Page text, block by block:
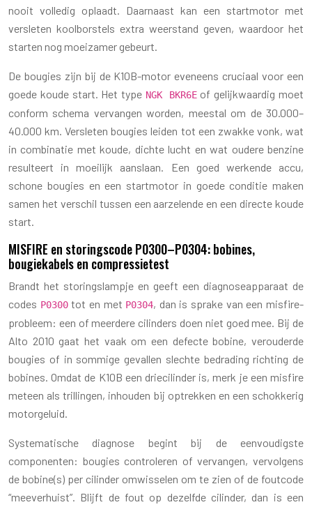
nooit volledig oplaadt. Daarnaast kan een startmotor met
versleten koolborstels extra weerstand geven, waardoor het
starten nog moeizamer gebeurt.
De bougies zijn bij de K10B-motor eveneens cruciaal voor een
goede koude start. Het type NGK BKR6Eof gelijkwaardig moet
conform schema vervangen worden, meestal om de 30.000–
40.000 km. Versleten bougies leiden tot een zwakke vonk, wat
in combinatie met koude, dichte lucht en wat oudere benzine
resulteert in moeilijk aanslaan. Een goed werkende accu,
schone bougies en een startmotor in goede conditie maken
samen het verschil tussen een aarzelende en een directe koude
start.
MISFIRE en storingscode P0300–P0304: bobines,
bougiekabels en compressietest
Brandt het storingslampje en geeft een diagnoseapparaat de
codes P0300tot en met P0304, dan is sprake van een misfire-
probleem: een of meerdere cilinders doen niet goed mee. Bij de
Alto 2010 gaat het vaak om een defecte bobine, verouderde
bougies of in sommige gevallen slechte bedrading richting de
bobines. Omdat de K10B een driecilinder is, merk je een misfire
meteen als trillingen, inhouden bij optrekken en een schokkerig
motorgeluid.
Systematische diagnose begint bij de eenvoudigste
componenten: bougies controleren of vervangen, vervolgens
de bobine(s) per cilinder omwisselen om te zien of de foutcode
“meeverhuist”. Blijft de fout op dezelfde cilinder, dan is een